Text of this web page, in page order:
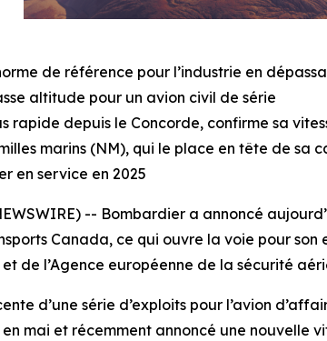
de référence pour l’industrie en
altitude pour un avion civil de série
rapide depuis le Concorde, confirme sa
marins (NM), qui le place en tête de sa
en service en 2025
-- Bombardier a annoncé
Canada, ce qui ouvre la voie pour
de l’Agence européenne de la sécurité
d’une série d’exploits pour l’avion
mai et récemment annoncé une nouvelle